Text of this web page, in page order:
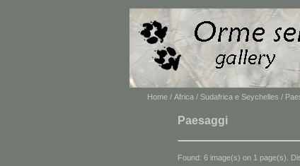
Home / Africa / Sudafrica e Seychelles /
Paesaggi
Found: 6 image(s) on 1 page(s).